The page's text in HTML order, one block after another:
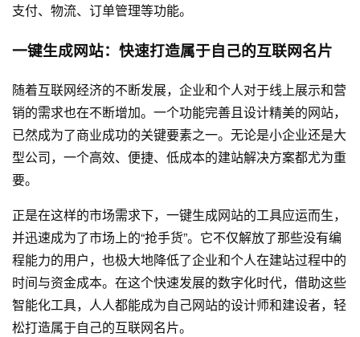
支付、物流、订单管理等功能。
一键生成网站：快速打造属于自己的互联网名片
随着互联网经济的不断发展，企业和个人对于线上展示和营
销的需求也在不断增加。一个功能完善且设计精美的网站，
已然成为了商业成功的关键要素之一。无论是小企业还是大
型公司，一个高效、便捷、低成本的建站解决方案都尤为重
要。
正是在这样的市场需求下，一键生成网站的工具应运而生，
并迅速成为了市场上的“抢手货”。它不仅解放了那些没有编
程能力的用户，也极大地降低了企业和个人在建站过程中的
时间与资金成本。在这个快速发展的数字化时代，借助这些
智能化工具，人人都能成为自己网站的设计师和建设者，轻
松打造属于自己的互联网名片。